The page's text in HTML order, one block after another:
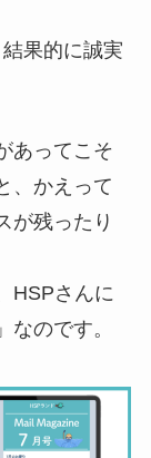
果的に誠実
あってこそ
、かえって
が残ったり
HSPさんに
のです。